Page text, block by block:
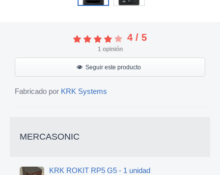
4 / 5
1opinión
Seguir este producto
Fabricado por KRK Systems
MERCASONIC
KRK ROKIT RP5 G5 - 1 unidad